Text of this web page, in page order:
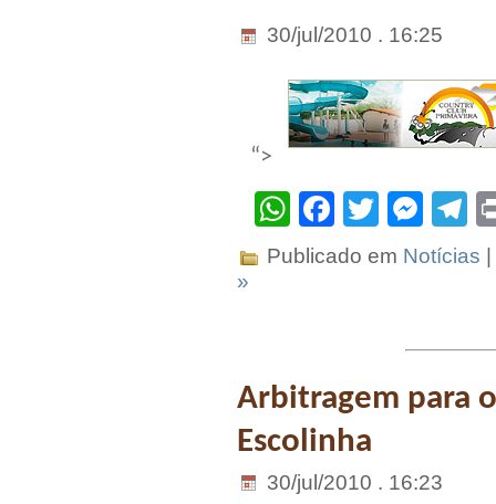
30/jul/2010 . 16:25
“>
WhatsApp
Facebook
Twitter
Publicado em Notícias
»
Arbitragem para
Escolinha
30/jul/2010 . 16:23